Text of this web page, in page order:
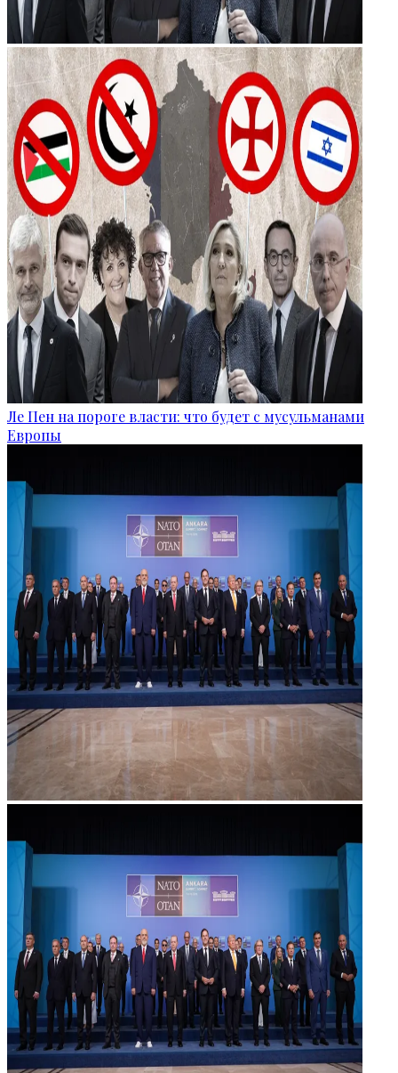
Ле Пен на пороге власти: что будет с мусульманами
Европы